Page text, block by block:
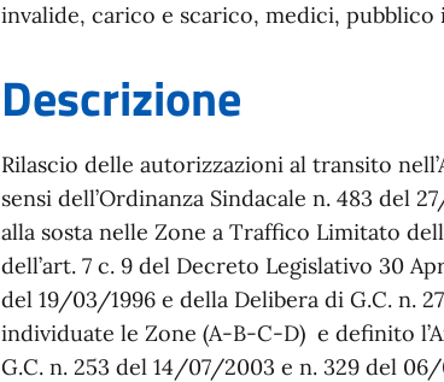
invalide, carico e scarico, medici, pubblico
Descrizione
Rilascio delle autorizzazioni al transito
sensi dell’Ordinanza Sindacale n. 483 del
alla sosta nelle Zone a Traffico Limitato
dell’art. 7 c. 9 del Decreto Legislativo 30
del 19/03/1996 e della Delibera di G.C. n.
individuate le Zone (A-B-C-D) e definito
G.C. n. 253 del 14/07/2003 e n. 329 del